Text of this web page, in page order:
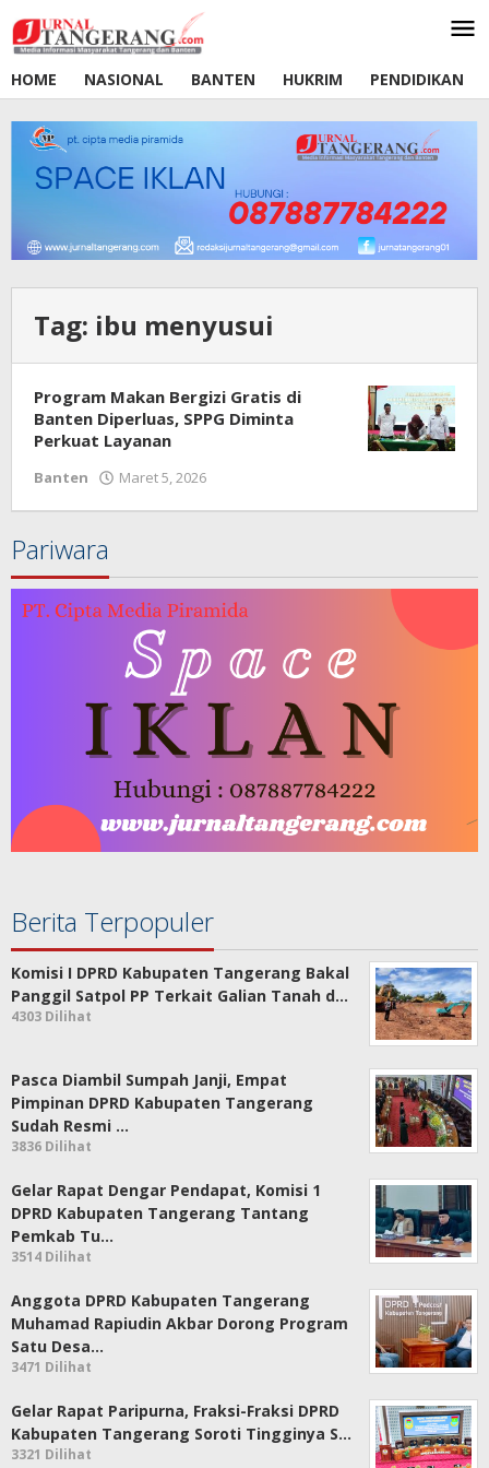
ke
konten
HOME
NASIONAL BANTEN HUKRIM PENDIDIKAN
Tag: ibu menyusui
Program Makan Bergizi Gratis di
Banten Diperluas, SPPG Diminta
Perkuat Layanan
Banten Maret 5, 2026
Pariwara
Berita Terpopuler
Komisi I DPRD Kabupaten Tangerang Bakal
Panggil Satpol PP Terkait Galian Tanah d…
4303 Dilihat
Pasca Diambil Sumpah Janji, Empat
Pimpinan DPRD Kabupaten Tangerang
Sudah Resmi …
3836 Dilihat
Gelar Rapat Dengar Pendapat, Komisi 1
DPRD Kabupaten Tangerang Tantang
Pemkab Tu…
3514 Dilihat
Anggota DPRD Kabupaten Tangerang
Muhamad Rapiudin Akbar Dorong Program
Satu Desa…
3471 Dilihat
Gelar Rapat Paripurna, Fraksi-Fraksi DPRD
Kabupaten Tangerang Soroti Tingginya S…
3321 Dilihat